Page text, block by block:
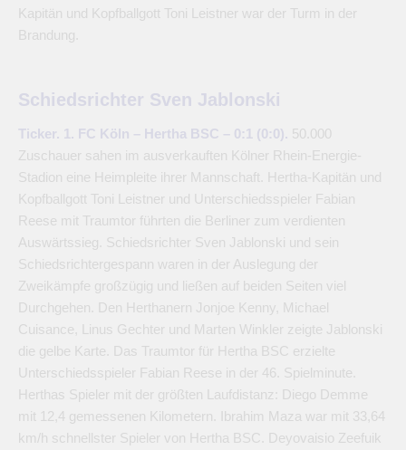
Kapitän und Kopfballgott Toni Leistner war der Turm in der
Brandung.
Schiedsrichter Sven Jablonski
Ticker. 1. FC Köln – Hertha BSC – 0:1 (0:0). 50.000
Zuschauer sahen im ausverkauften Kölner Rhein-Energie-
Stadion eine Heimpleite ihrer Mannschaft. Hertha-Kapitän und
Kopfballgott Toni Leistner und Unterschiedsspieler Fabian
Reese mit Traumtor führten die Berliner zum verdienten
Auswärtssieg. Schiedsrichter Sven Jablonski und sein
Schiedsrichtergespann waren in der Auslegung der
Zweikämpfe großzügig und ließen auf beiden Seiten viel
Durchgehen. Den Herthanern Jonjoe Kenny, Michael
Cuisance, Linus Gechter und Marten Winkler zeigte Jablonski
die gelbe Karte. Das Traumtor für Hertha BSC erzielte
Unterschiedsspieler Fabian Reese in der 46. Spielminute.
Herthas Spieler mit der größten Laufdistanz: Diego Demme
mit 12,4 gemessenen Kilometern. Ibrahim Maza war mit 33,64
km/h schnellster Spieler von Hertha BSC. Deyovaisio Zeefuik